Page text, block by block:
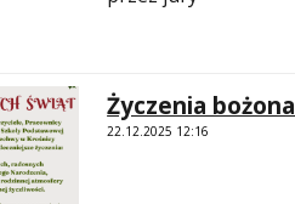
Życzenia
22.12.2025 12:16